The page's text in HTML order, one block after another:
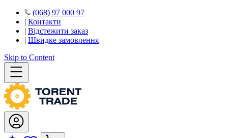
(068) 97 000 97
| Контакти
| Відстежити заказ
| Швидке замовлення
Skip to Content